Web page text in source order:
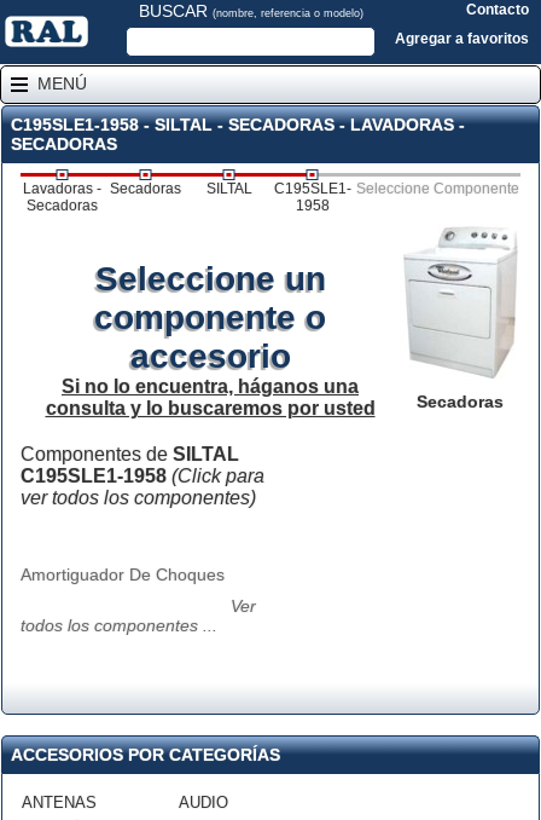
BUSCAR (nombre, referencia o modelo)
Contacto
Agregar a favoritos
MENÚ
C195SLE1-1958 - SILTAL - SECADORAS - LAVADORAS -
SECADORAS
Lavadoras -
Secadoras
Secadoras SILTAL
C195SLE1-
1958
Seleccione Componente
Secadoras
Seleccione un
componente o
accesorio
Si no lo encuentra, háganos una
consulta y lo buscaremos por usted
Componentes de SILTAL
C195SLE1-1958 (Click para
ver todos los componentes)
Amortiguador De Choques
Ver
todos los componentes ...
ACCESORIOS POR CATEGORÍAS
ANTENAS
AUDIO